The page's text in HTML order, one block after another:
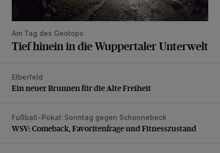
Am Tag des Geotops
Tief hinein in die Wuppertaler Unterwelt
Ein neuer Brunnen für die Alte Freiheit
Elberfeld
Ein neuer Brunnen für die Alte Freiheit
WSV: Comeback, Favoritenfrage und Fitnesszustand
Fußball-Pokal: Sonntag gegen Schonnebeck
WSV: Comeback, Favoritenfrage und Fitnesszustand